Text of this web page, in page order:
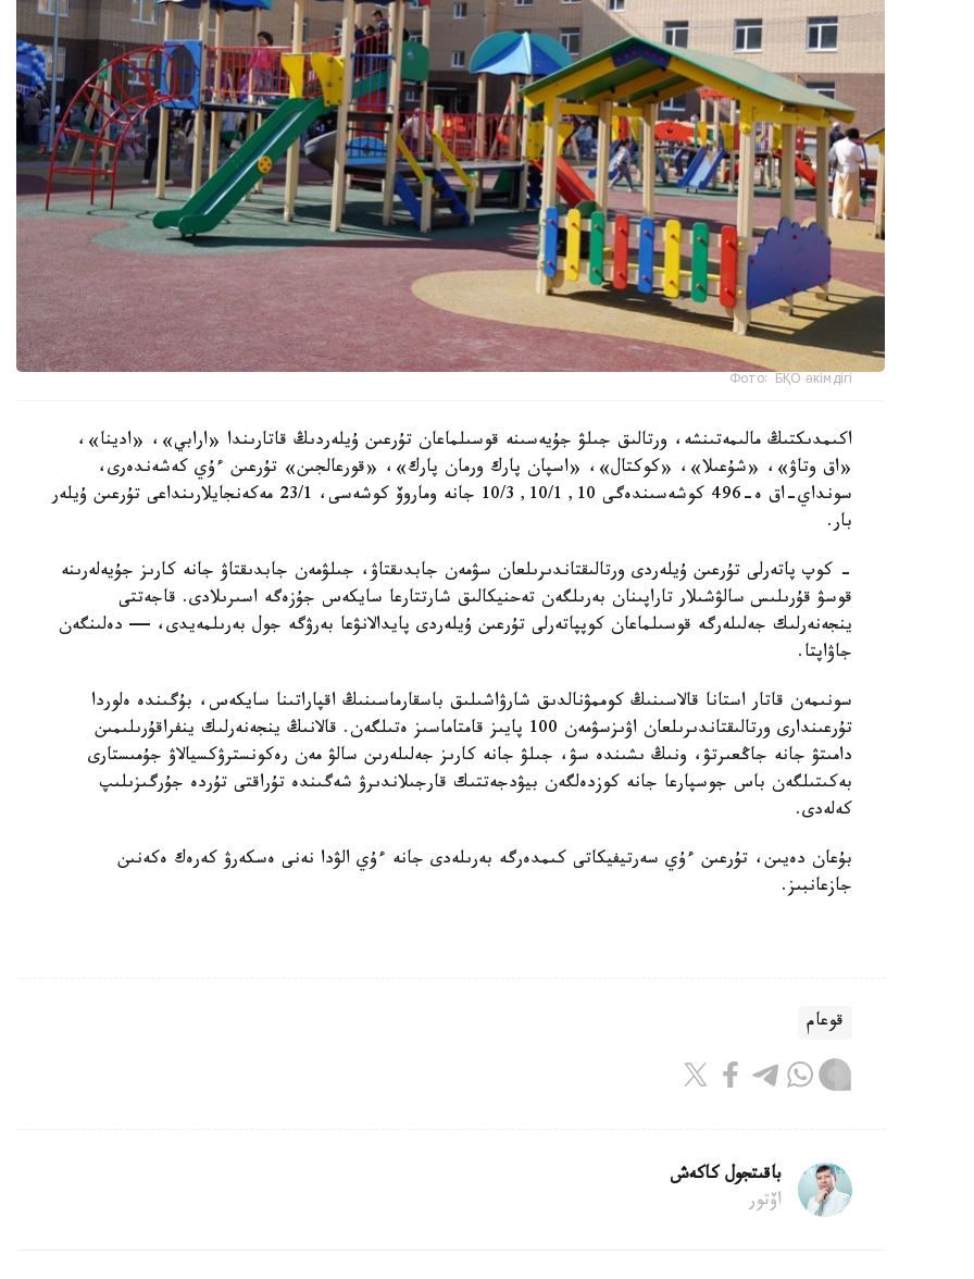
Фото: БҚО әкімдігі
اكىمدىكتىڭ مالىمەتىنشە، ورتالىق جىلۋ جۇيەسىنە قوسىلماعان تۇرعىن ۇيلەردىڭ قاتارىندا «ارابي»، «ادينا»،
«اق وتاۋ»، «شۇعىلا»، «كوكتال»، «اسپان پارك ورمان پارك»، «قورعالجىن» تۇرعىن ءۇي كەشەندەرى،
سونداي-اق ە-496 كوشەسىندەگى 10, 10/1, 10/3 جانە وماروۆ كوشەسى، 23/1 مەكەنجايلارىنداعى تۇرعىن ۇيلەر
بار.
- كوپ پاتەرلى تۇرعىن ۇيلەردى ورتالىقتاندىرىلعان سۋمەن جابدىقتاۋ، جىلۋمەن جابدىقتاۋ جانە كارىز جۇيەلەرىنە
قوسۋ قۇرىلىس سالۋشىلار تاراپىنان بەرىلگەن تەحنيكالىق شارتتارعا سايكەس جۇزەگە اسىرىلادى. قاجەتتى
ينجەنەرلىك جەلىلەرگە قوسىلماعان كوپپاتەرلى تۇرعىن ۇيلەردى پايدالانۋعا بەرۋگە جول بەرىلمەيدى، — دەلىنگەن
جاۋاپتا.
سونىمەن قاتار استانا قالاسىنىڭ كوممۋنالدىق شارۋاشىلىق باسقارماسىنىڭ اقپاراتىنا سايكەس، بۇگىندە ەلوردا
تۇرعىندارى ورتالىقتاندىرىلعان اۋىزسۋمەن 100 پايىز قامتاماسىز ەتىلگەن. قالانىڭ ينجەنەرلىك ينفراقۇرىلىمىن
دامىتۋ جانە جاڭعىرتۋ، ونىڭ ىشىندە سۋ، جىلۋ جانە كارىز جەلىلەرىن سالۋ مەن رەكونسترۋكسيالاۋ جۇمىستارى
بەكىتىلگەن باس جوسپارعا جانە كوزدەلگەن بيۋدجەتتىك قارجىلاندىرۋ شەگىندە تۇراقتى تۇردە جۇرگىزىلىپ
كەلەدى.
بۇعان دەيىن، تۇرعىن ءۇي سەرتيفيكاتى كىمدەرگە بەرىلەدى جانە ءۇي الۋدا نەنى ەسكەرۋ كەرەك ەكەنىن
جازعانبىز.
قوعام
باقىتجول كاكەش
اۆتور